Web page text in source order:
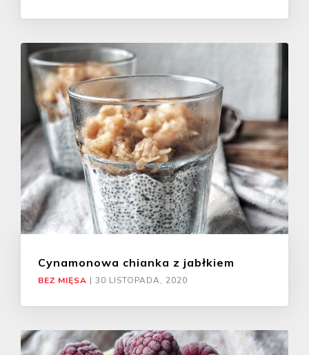
Cynamonowa chianka z jabłkiem
BEZ MIĘSA | 30 LISTOPADA, 2020